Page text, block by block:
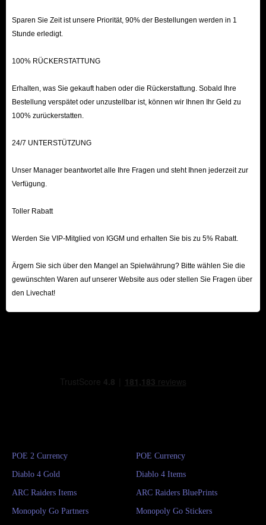
Sparen Sie Zeit ist unsere Priorität, 90% der Bestellungen werden in 1
Stunde erledigt.
100% RÜCKERSTATTUNG
Erhalten, was Sie gekauft haben oder die Rückerstattung. Sobald Ihre
Bestellung verspätet oder unzustellbar ist, können wir Ihnen Ihr Geld zu
100% zurückerstatten.
24/7 UNTERSTÜTZUNG
Unser Manager beantwortet alle Ihre Fragen und steht Ihnen jederzeit zur
Verfügung.
Toller Rabatt
Werden Sie VIP-Mitglied von IGGM und erhalten Sie bis zu 5% Rabatt.
Ärgern Sie sich über den Mangel an Spielwährung? Bitte wählen Sie die
gewünschten Waren auf unserer Website aus oder stellen Sie Fragen über
den Livechat!
POE 2 Currency POE Currency
Diablo 4 Gold Diablo 4 Items
ARC Raiders Items ARC Raiders BluePrints
Monopoly Go Partners Monopoly Go Stickers